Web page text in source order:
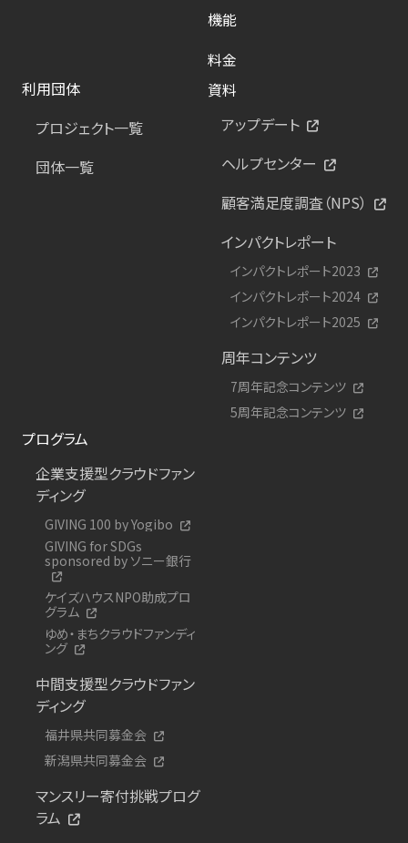
機能
料金
利用団体
プロジェクト一覧
団体一覧
資料
アップデート
ヘルプセンター
顧客満足度調査（NPS）
インパクトレポート
インパクトレポート2023
インパクトレポート2024
インパクトレポート2025
周年コンテンツ
7周年記念コンテンツ
5周年記念コンテンツ
プログラム
企業支援型クラウドファン
ディング
GIVING 100 by Yogibo
GIVING for SDGs
sponsored by ソニー銀行
ケイズハウスNPO助成プロ
グラム
ゆめ・まちクラウドファンディ
ング
中間支援型クラウドファン
ディング
福井県共同募金会
新潟県共同募金会
マンスリー寄付挑戦プログ
ラム